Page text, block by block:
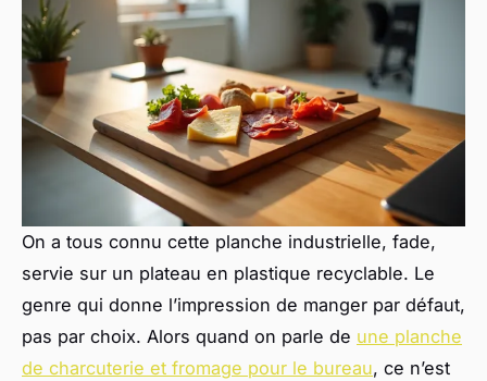
On a tous connu cette planche industrielle, fade,
servie sur un plateau en plastique recyclable. Le
genre qui donne l’impression de manger par défaut,
pas par choix. Alors quand on parle de une planche
de charcuterie et fromage pour le bureau, ce n’est